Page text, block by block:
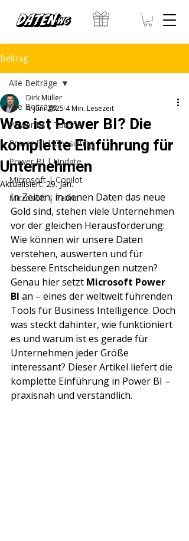
Beitrag
Alle Beiträge
Power BI | Tutorial
Power BI | Consulting
Power BI | Update
Microsoft | Copilot
Microsoft | Fabric
Alle Beiträge
Was ist Power BI? Die
komplette Einführung für
Unternehmen
Dirk Müller
4. Juni 2025 4 Min. Lesezeit
Aktualisiert:29. Jan.
In Zeiten, in denen Daten das neue
Gold sind, stehen viele Unternehmen
vor der gleichen Herausforderung:
Wie können wir unsere Daten
verstehen, auswerten und für
bessere Entscheidungen nutzen?
Genau hier setzt Microsoft Power
BI an – eines der weltweit führenden
Tools für Business Intelligence. Doch
was steckt dahinter, wie funktioniert
es und warum ist es gerade für
Unternehmen jeder Größe
interessant? Dieser Artikel liefert die
komplette Einführung in Power BI –
praxisnah und verständlich.